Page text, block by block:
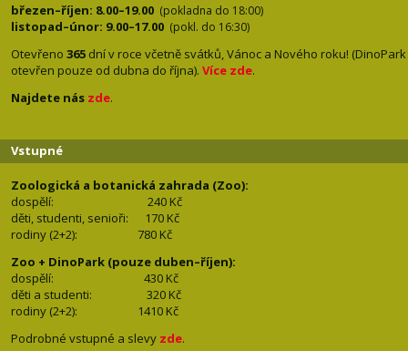
březen–říjen: 8.00–19.00 (pokladna do 18:00)
listopad–únor: 9.00–17.00 (pokl. do 16:30)
Otevřeno 365 dní v roce včetně svátků, Vánoc a Nového roku! (DinoPark
otevřen pouze od dubna do října). Více zde.
Najdete nás zde.
Vstupné
Zoologická a botanická zahrada (Zoo):
dospělí:
240 Kč
děti, studenti, senioři: 170 Kč
rodiny (2+2): 780 Kč
Zoo + DinoPark (pouze duben–říjen):
dospělí: 430 Kč
děti a studenti: 320 Kč
rodiny (2+2): 1410 Kč
Podrobné vstupné a slevy zde.